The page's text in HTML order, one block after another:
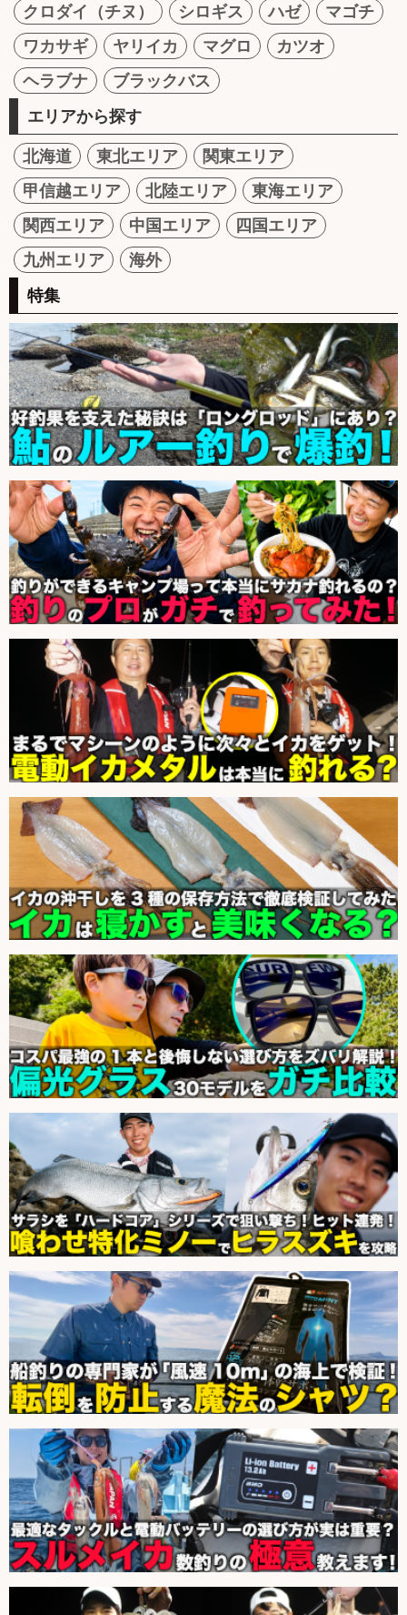
クロダイ（チヌ）
シロギス ハゼ
マゴチ
ワカサギ
ヤリイカ マグロ
カツオ
ヘラブナ
ブラックバス
エリアから探す
北海道 東北エリア
関東エリア
甲信越エリア
北陸エリア
東海エリア
関西エリア
中国エリア
四国エリア
九州エリア
海外
特集